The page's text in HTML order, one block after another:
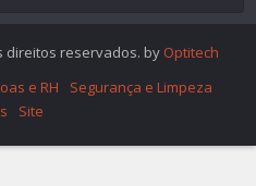
direitos reservados. by Optitech
e RH
Segurança e Limpeza
Site